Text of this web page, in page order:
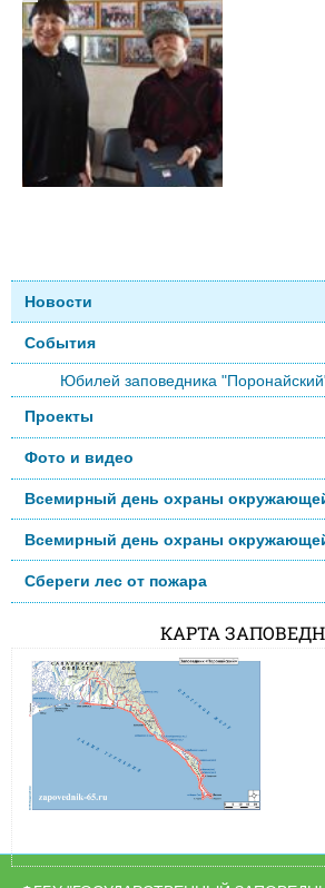
Новости
События
Юбилей заповедника
Проекты
Фото и видео
Всемирный день охраны
Всемирный день охраны
Сбереги лес от пожара
КАРТА